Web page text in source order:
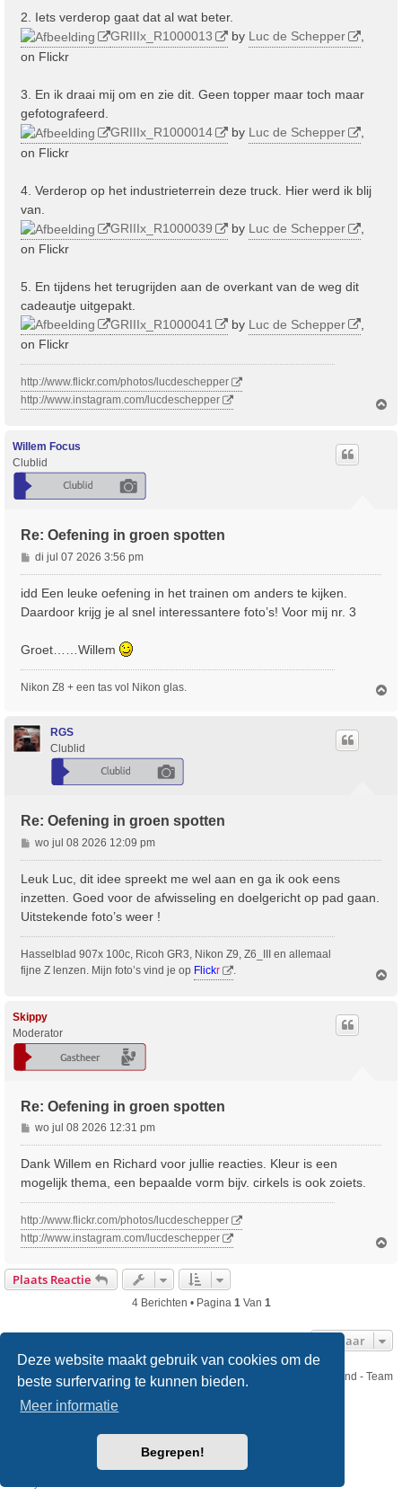
Deze website maakt gebruik van cookies om de
beste surfervaring te kunnen bieden.
Meer informatie
Begrepen!
2. Iets verderop gaat dat al wat beter.
GRIIIx_R1000013
by Luc de Schepper
,
on Flickr
3. En ik draai mij om en zie dit. Geen topper maar toch maar
gefotografeerd.
GRIIIx_R1000014
by Luc de Schepper
on Flickr
4. Verderop op het industrieterrein deze truck. Hier werd ik blij
van.
GRIIIx_R1000039
by Luc de Schepper
on Flickr
5. En tijdens het terugrijden aan de overkant van de weg dit
cadeautje uitgepakt.
GRIIIx_R1000041
by Luc de Schepper
on Flickr
http://www.flickr.com/photos/lucdeschepper
http://www.instagram.com/lucdeschepper
Willem Focus
Clublid
Re: Oefening in groen spotten
B
e
r
c
t
di jul 07 2026 3:56 pm
idd Een leuke oefening in het trainen om anders te kijken.
Daardoor krijg je al snel interessantere foto’s! Voor mij nr. 3
Groet……Willem
Nikon Z8 + een tas vol Nikon glas.
RGS
Clublid
Re: Oefening in groen spotten
B
e
c
h
t
wo jul 08 2026 12:09 pm
Leuk Luc, dit idee spreekt me wel aan en ga ik ook eens
inzetten. Goed voor de afwisseling en doelgericht op pad gaan.
Uitstekende foto’s weer !
Hasselblad 907x 100c, Ricoh GR3, Nikon Z9, Z6_III en allemaal
fijne Z lenzen. Mijn foto’s vind je op Flickr
Skippy
Moderator
Re: Oefening in groen spotten
B
e
r
t
wo jul 08 2026 12:31 pm
Dank Willem en Richard voor jullie reacties. Kleur is een
mogelijk thema, een bepaalde vorm bijv. cirkels is ook zoiets.
http://www.flickr.com/photos/lucdeschepper
http://www.instagram.com/lucdeschepper
Plaats Reactie
4 Berichten • Pagina 1Van 1
Ga Naar
Nikon Club Nederland - Team
Forum Contact
Copyright © Nikon Club Nederland 2023
® Forum Software © phpBB Limited
created by INVENTEA & v12mike